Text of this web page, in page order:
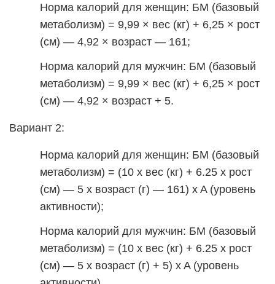
Норма калорий для женщин: БМ (базовый
метаболизм) = 9,99 × вес (кг) + 6,25 × рост
(см) — 4,92 × возраст — 161;
Норма калорий для мужчин: БМ (базовый
метаболизм) = 9,99 × вес (кг) + 6,25 × рост
(см) — 4,92 × возраст + 5.
Вариант 2:
Норма калорий для женщин: БМ (базовый
метаболизм) = (10 x вес (кг) + 6.25 x рост
(см) — 5 x возраст (г) — 161) x A (уровень
активности);
Норма калорий для мужчин: БМ (базовый
метаболизм) = (10 x вес (кг) + 6.25 x рост
(см) — 5 x возраст (г) + 5) x A (уровень